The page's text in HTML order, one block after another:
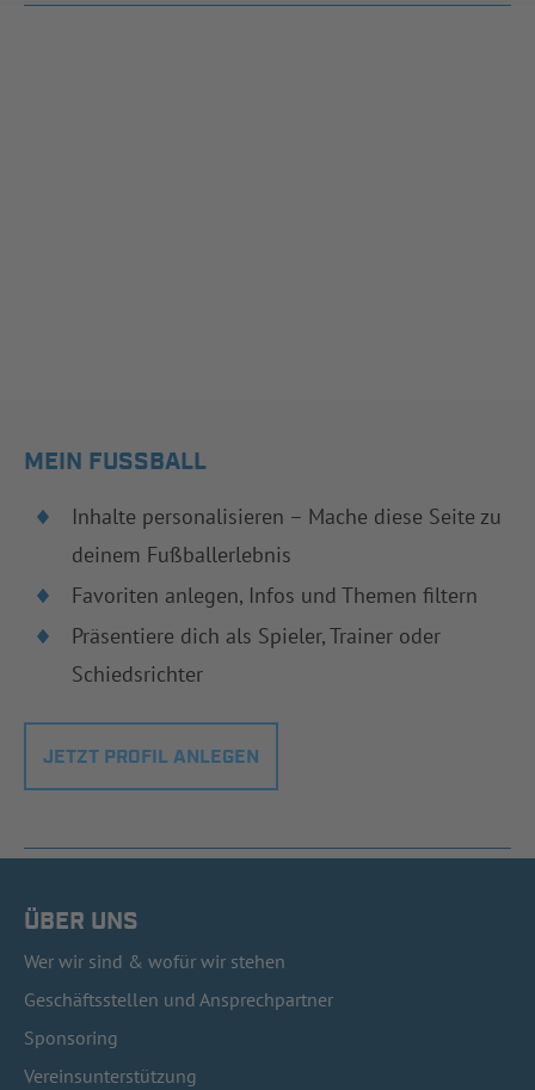
MEIN FUSSBALL
Inhalte personalisieren – Mache diese Seite zu
deinem Fußballerlebnis
Favoriten anlegen, Infos und Themen filtern
Präsentiere dich als Spieler, Trainer oder
Schiedsrichter
JETZT PROFIL ANLEGEN
ÜBER UNS
Wer wir sind & wofür wir stehen
Geschäftsstellen und Ansprechpartner
Sponsoring
Vereinsunterstützung